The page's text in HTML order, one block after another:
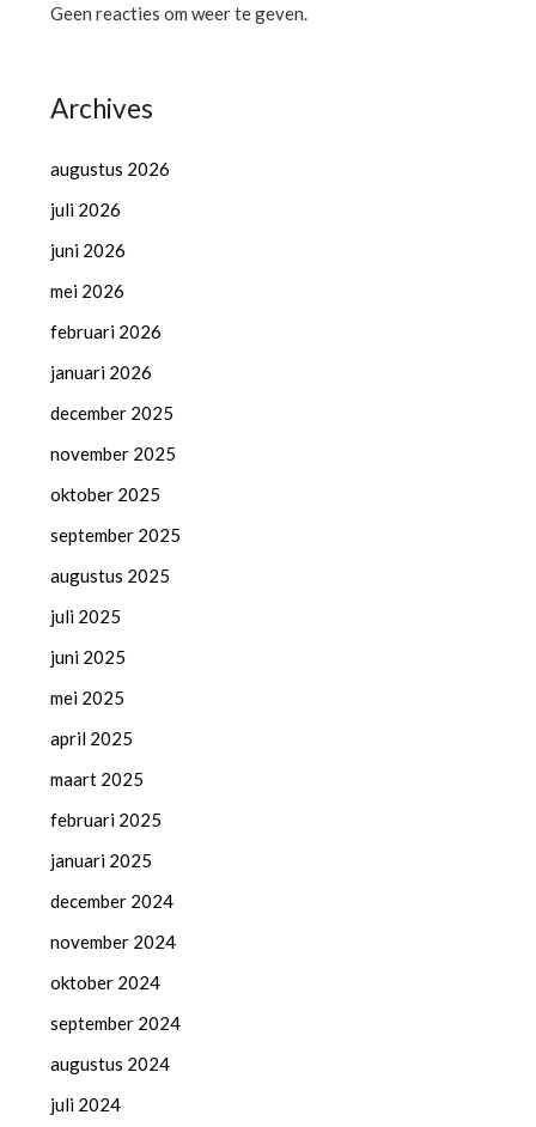
Geen reacties om weer te geven.
Archives
augustus 2026
juli 2026
juni 2026
mei 2026
februari 2026
januari 2026
december 2025
november 2025
oktober 2025
september 2025
augustus 2025
juli 2025
juni 2025
mei 2025
april 2025
maart 2025
februari 2025
januari 2025
december 2024
november 2024
oktober 2024
september 2024
augustus 2024
juli 2024